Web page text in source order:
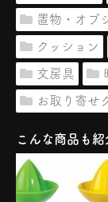
置物・オブ
クッション
文房具
お取り寄せ
こんな商品も